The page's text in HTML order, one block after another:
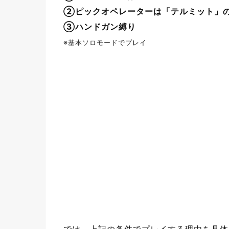
②ピックオペレーターは「テルミット」
③ハンドガン縛り
※基本ソロモードでプレイ